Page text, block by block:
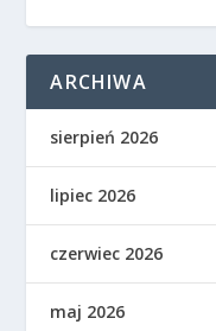
ARCHIWA
sierpień 2026
lipiec 2026
czerwiec 2026
maj 2026